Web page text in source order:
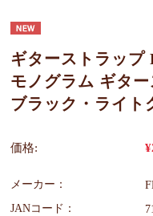
ギターストラップ
モノグラム ギタ
ブラック・ライト
価格:
メーカー：
JANコード：